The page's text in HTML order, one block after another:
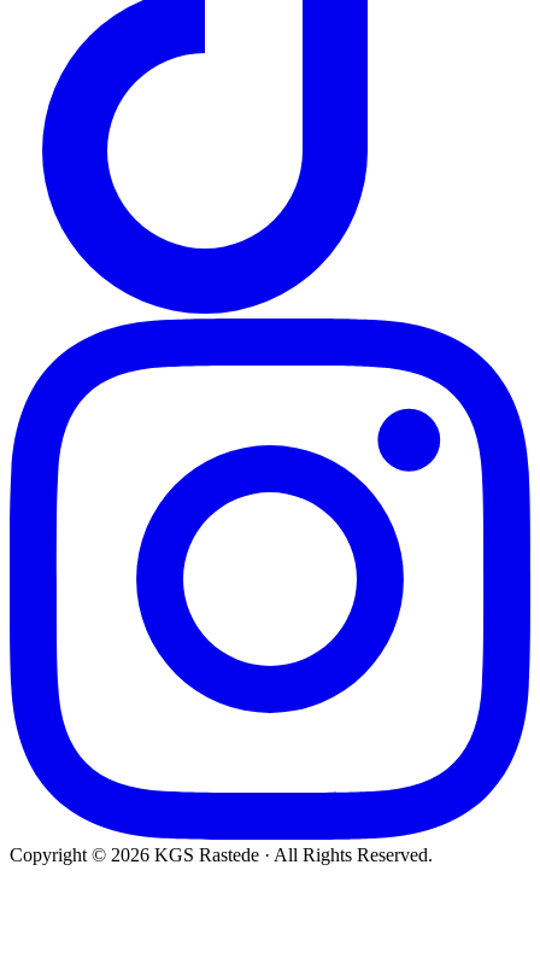
Copyright © 2026 KGS Rastede · All Rights Reserved.